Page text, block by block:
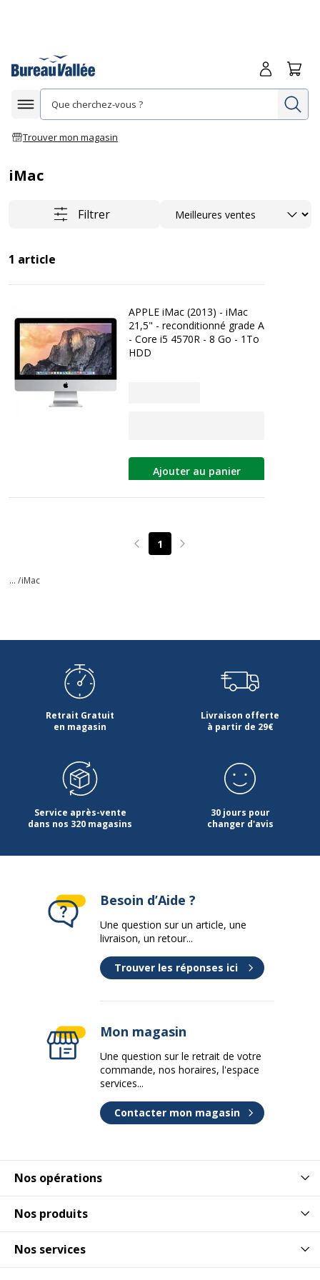
Afficher la navigation
Trouver mon magasin
Me
iMac
Filtrer Trier
1 article
APPLE iMac (2013) - iMac
21,5" - reconditionné grade A
- Core i5 4570R - 8 Go - 1To
HDD
Ajouter au panier
Page précédente
1 Page suivante
... /iMac
Retrait Gratuit
en magasin
Livraison offerte
à partir de 29€
Service après-vente
dans nos 320 magasins
30 jours pour
changer d'avis
Nos opérations
Nos produits
Nos services
Besoin d’Aide ?
Une question sur un article, une
livraison, un retour...
Trouver les réponses ici
Mon magasin
Une question sur le retrait de votre
commande, nos horaires, l'espace
services...
Contacter mon magasin